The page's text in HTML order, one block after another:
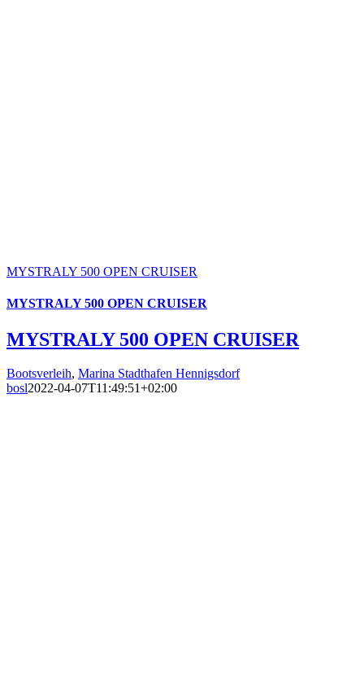
MYSTRALY 500 OPEN CRUISER
MYSTRALY 500 OPEN CRUISER
MYSTRALY 500 OPEN CRUISER
Bootsverleih, Marina Stadthafen Hennigsdorf
bosl2022-04-07T11:49:51+02:00